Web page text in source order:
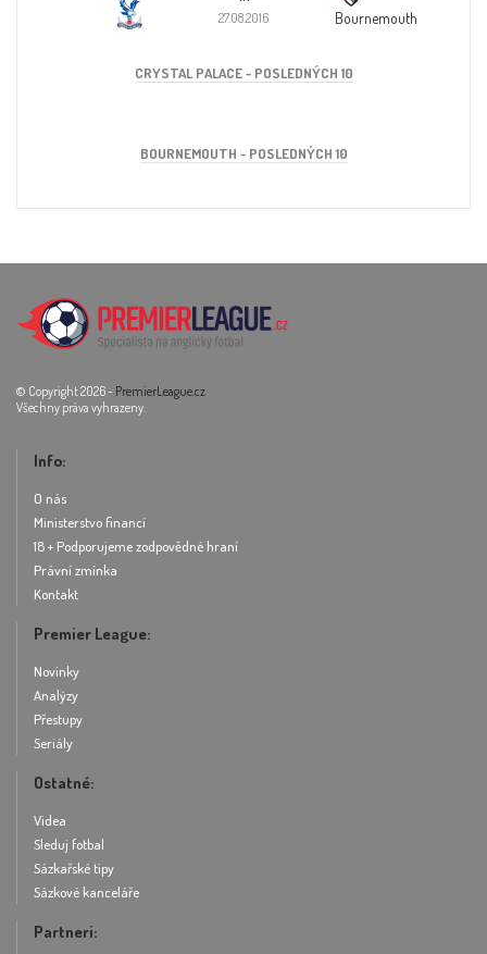
27.08.2016 Bournemouth
CRYSTAL PALACE - POSLEDNÝCH 10
BOURNEMOUTH - POSLEDNÝCH 10
© Copyright 2026 - PremierLeague.cz
Všechny práva vyhrazeny.
Info:
O nás
Ministerstvo financí
18 + Podporujeme zodpovědné hraní
Právní zmínka
Kontakt
Premier League:
Novinky
Analýzy
Přestupy
Seriály
Ostatné:
Videa
Sleduj fotbal
Sázkařské tipy
Sázkové kanceláře
Partneri: